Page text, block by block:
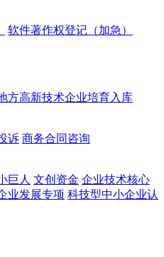
软件著作权登记（加急）
方高新技术企业培育入库
诉 商务合同咨询
巨人 文创资金 企业技术核心
业发展专项 科技型中小企业认